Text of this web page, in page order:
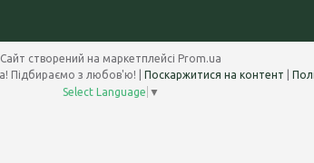
Сайт створений на маркетплейсі Prom.ua
Поскаржитися на контент
Select Language ▼